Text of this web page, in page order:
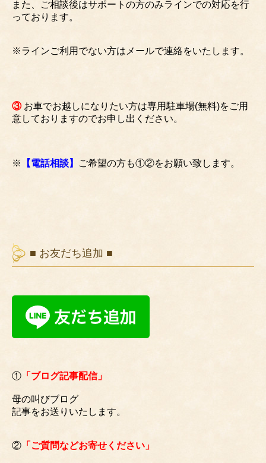
また、ご相談後はサポートの方のみラインでの対応を行
っております。
※ラインご利用でない方はメールで連絡をいたします。
③お車でお越しになりたい方は専用駐車場(無料)をご用
意しておりますのでお申し出ください。
※ 【電話相談】 ご希望の方も①②をお願い致します。
■ お友だち追加 ■
① 「ブログ記事配信」
母の叫びブログ
記事をお送りいたします。
② 「ご質問などお寄せください」